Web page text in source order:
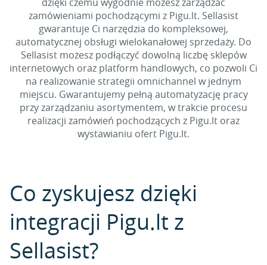
zamówieniami pochodzącymi z Pigu.lt. Sellasist
gwarantuje Ci narzędzia do kompleksowej,
automatycznej obsługi wielokanałowej sprzedaży. Do
Sellasist możesz podłączyć dowolną liczbę sklepów
internetowych oraz platform handlowych, co pozwoli Ci
na realizowanie strategii omnichannel w jednym
miejscu. Gwarantujemy pełną automatyzację pracy
przy zarządzaniu asortymentem, w trakcie procesu
realizacji zamówień pochodzących z Pigu.lt oraz
wystawianiu ofert Pigu.lt.
Co zyskujesz dzięki
integracji Pigu.lt z
Sellasist?